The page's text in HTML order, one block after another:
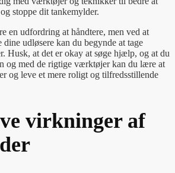
stoppe dit tankemylder.
en udfordring at håndtere, men ved at
udløsere kan du begynde at tage
Husk, at det er okay at søge hjælp, og at du
og med de rigtige værktøjer kan du lære at
og leve et mere roligt og tilfredsstillende
virkninger af